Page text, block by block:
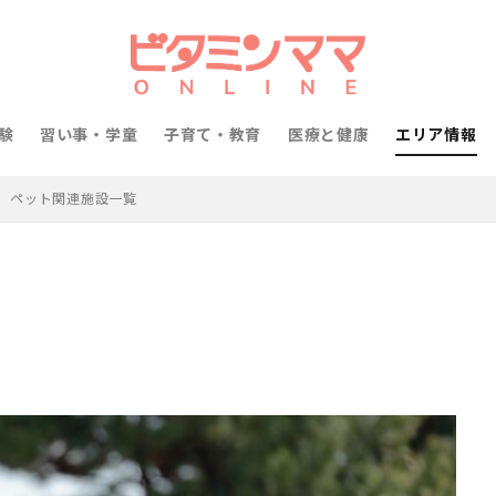
習い事・学童 子育て・教育 医療と健康 エリア情報
ペット関連施設一覧